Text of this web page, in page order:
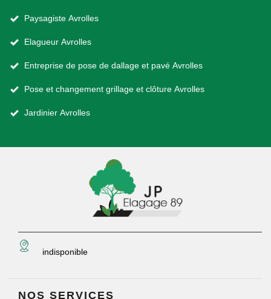
Paysagiste Avrolles
Elagueur Avrolles
Entreprise de pose de dallage et pavé Avrolles
Pose et changement grillage et clôture Avrolles
Jardinier Avrolles
indisponible
NOS SERVICES